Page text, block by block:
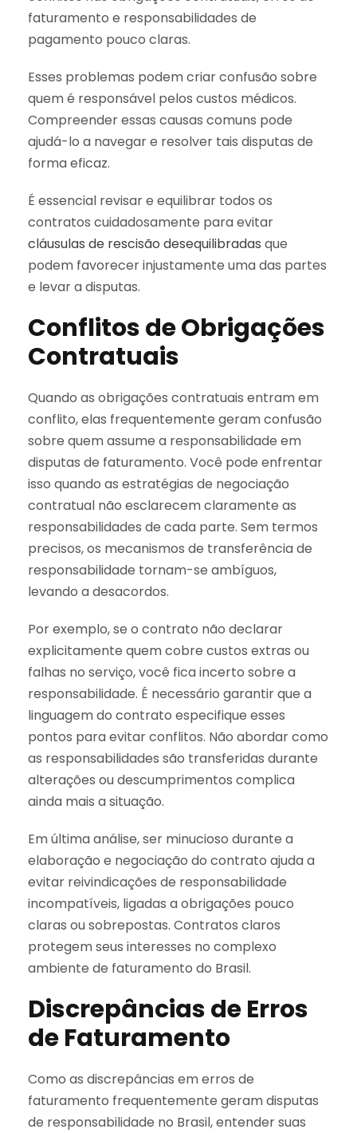
faturamento e responsabilidades de
pagamento pouco claras.
Esses problemas podem criar confusão sobre
quem é responsável pelos custos médicos.
Compreender essas causas comuns pode
ajudá-lo a navegar e resolver tais disputas de
forma eficaz.
É essencial revisar e equilibrar todos os
contratos cuidadosamente para evitar
cláusulas de rescisão desequilibradas que
podem favorecer injustamente uma das partes
e levar a disputas.
Conflitos de Obrigações
Contratuais
Quando as obrigações contratuais entram em
conflito, elas frequentemente geram confusão
sobre quem assume a responsabilidade em
disputas de faturamento. Você pode enfrentar
isso quando as estratégias de negociação
contratual não esclarecem claramente as
responsabilidades de cada parte. Sem termos
precisos, os mecanismos de transferência de
responsabilidade tornam-se ambíguos,
levando a desacordos.
Por exemplo, se o contrato não declarar
explicitamente quem cobre custos extras ou
falhas no serviço, você fica incerto sobre a
responsabilidade. É necessário garantir que a
linguagem do contrato especifique esses
pontos para evitar conflitos. Não abordar como
as responsabilidades são transferidas durante
alterações ou descumprimentos complica
ainda mais a situação.
Em última análise, ser minucioso durante a
elaboração e negociação do contrato ajuda a
evitar reivindicações de responsabilidade
incompatíveis, ligadas a obrigações pouco
claras ou sobrepostas. Contratos claros
protegem seus interesses no complexo
ambiente de faturamento do Brasil.
Discrepâncias de Erros
de Faturamento
Como as discrepâncias em erros de
faturamento frequentemente geram disputas
de responsabilidade no Brasil, entender suas